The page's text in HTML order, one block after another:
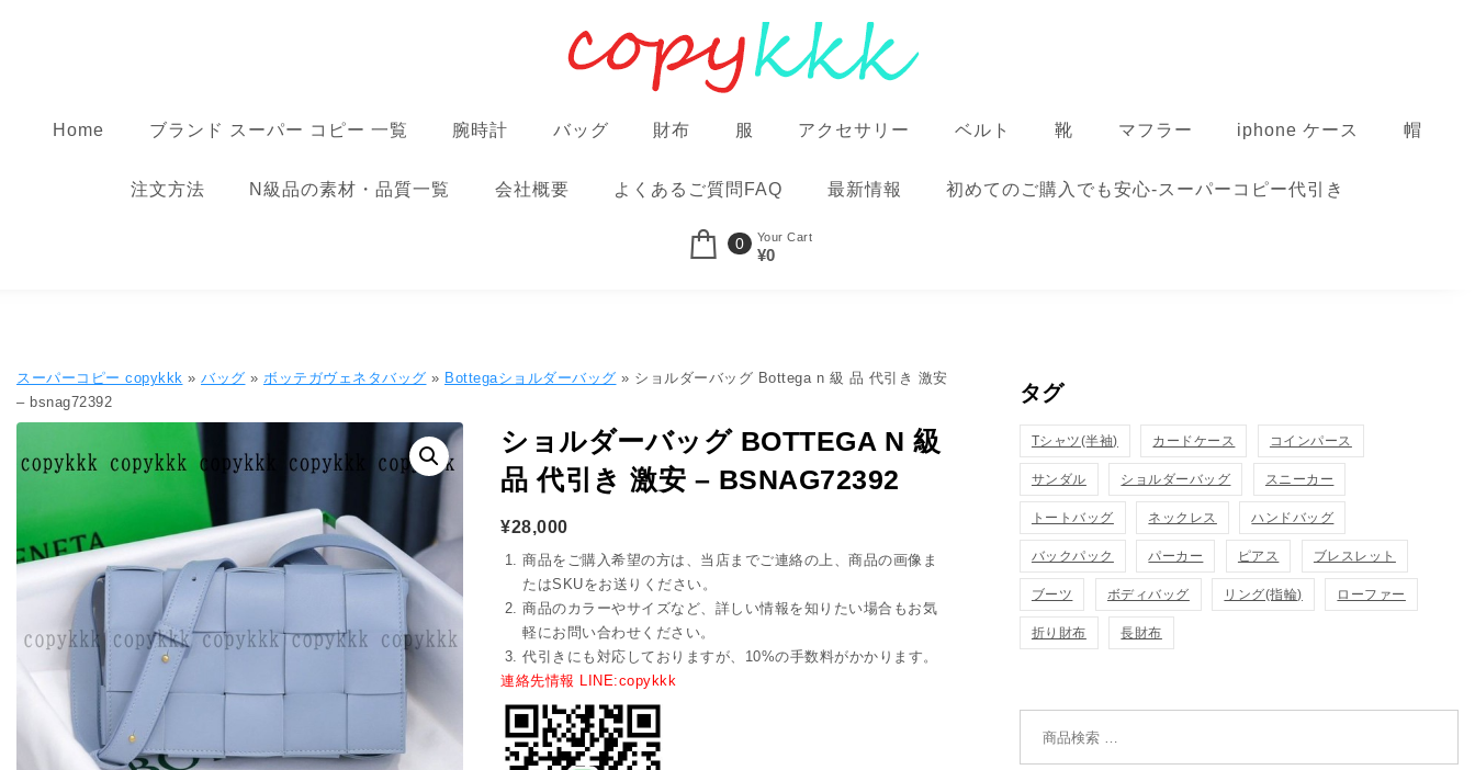
Home ブランド スーパー コピー 一覧 腕時計 バッグ 財布 服 アクセサリー ベルト 靴 マフラー iphone ケース 帽
注文方法 N級品の素材・品質一覧 会社概要 よくあるご質問FAQ 最新情報 初めてのご購入でも安心-スーパーコピー代引き
0 Your Cart
¥0
スーパーコピー copykkk » バッグ » ボッテガヴェネタバッグ » Bottegaショルダーバッグ » ショルダーバッグ Bottega n 級 品 代引き 激安
– bsnag72392
ショルダーバッグ BOTTEGA N 級
品 代引き 激安 – BSNAG72392
¥28,000
商品をご購入希望の方は、当店までご連絡の上、商品の画像ま
たはSKUをお送りください。
商品のカラーやサイズなど、詳しい情報を知りたい場合もお気
軽にお問い合わせください。
代引きにも対応しておりますが、10%の手数料がかかります。
連絡先情報 LINE:copykkk
タグ
Tシャツ(半袖) カードケース コインパース
サンダル ショルダーバッグ スニーカー
トートバッグ ネックレス ハンドバッグ
バックパック パーカー ピアス ブレスレット
ブーツ ボディバッグ リング(指輪) ローファー
折り財布 長財布